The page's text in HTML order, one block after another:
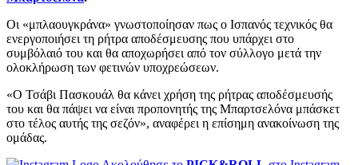
Οι «μπλαουγκράνα» γνωστοποίησαν πως ο Ισπανός τεχνικός θα
ενεργοποιήσει τη ρήτρα αποδέσμευσης που υπάρχει στο
συμβόλαιό του και θα αποχωρήσει από τον σύλλογο μετά την
ολοκλήρωση των φετινών υποχρεώσεων.
«Ο Τσάβι Πασκουάλ θα κάνει χρήση της ρήτρας αποδέσμευσής
του και θα πάψει να είναι προπονητής της Μπαρτσελόνα μπάσκετ
στο τέλος αυτής της σεζόν», αναφέρει η επίσημη ανακοίνωση της
ομάδας.